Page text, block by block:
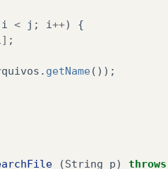
i < j ; i++)
{
] ;
. getName());
(String p) throws